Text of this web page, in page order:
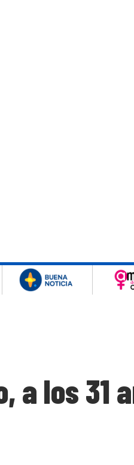
a los 31